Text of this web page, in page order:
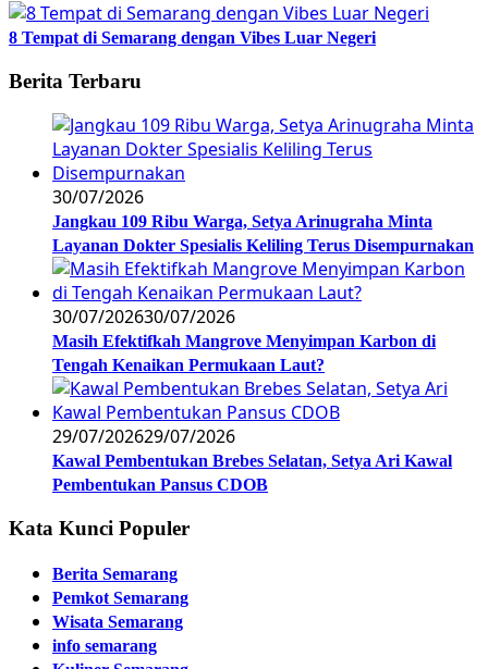
8 Tempat di Semarang dengan Vibes Luar Negeri
Berita Terbaru
30/07/2026
Jangkau 109 Ribu Warga, Setya Arinugraha Minta
Layanan Dokter Spesialis Keliling Terus Disempurnakan
30/07/202630/07/2026
Masih Efektifkah Mangrove Menyimpan Karbon di
Tengah Kenaikan Permukaan Laut?
29/07/202629/07/2026
Kawal Pembentukan Brebes Selatan, Setya Ari Kawal
Pembentukan Pansus CDOB
Kata Kunci Populer
Berita Semarang
Pemkot Semarang
Wisata Semarang
info semarang